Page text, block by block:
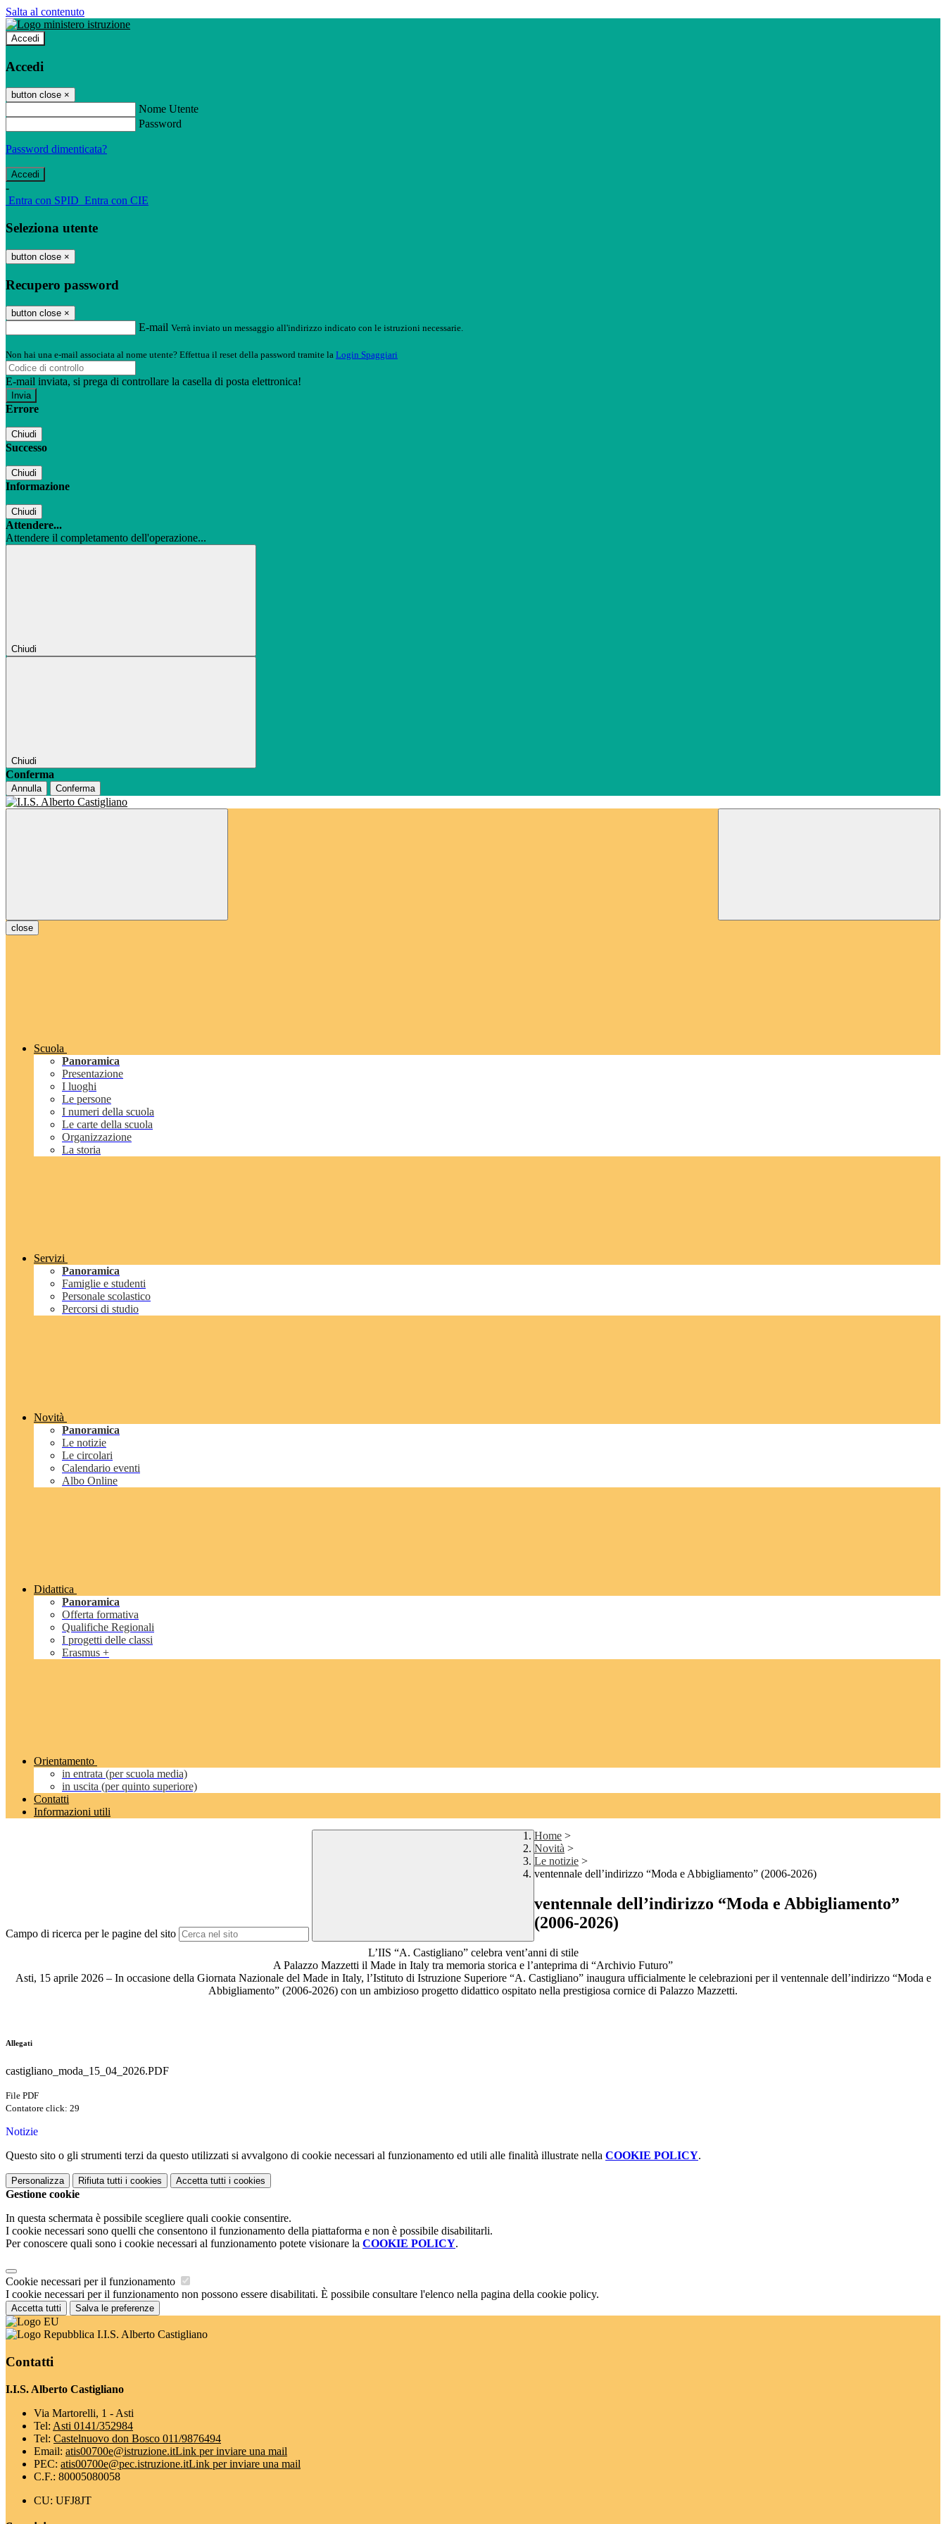
Salta al contenuto
Accedi
Accedi
button close ×
Nome Utente
Password
Password dimenticata?
-
Entra con SPID Entra con CIE
Seleziona utente
button close ×
Recupero password
button close ×
E-mail Verrà inviato un messaggio all'indirizzo indicato con le istruzioni necessarie.
Non hai una e-mail associata al nome utente? Effettua il reset della password tramite la Login Spaggiari
E-mail inviata, si prega di controllare la casella di posta elettronica!
Errore
Chiudi
Successo
Chiudi
Informazione
Chiudi
Attendere...
Attendere il completamento dell'operazione...
Chiudi
Chiudi
Conferma
Annulla Conferma
close
Scuola
Panoramica
Presentazione
I luoghi
Le persone
I numeri della scuola
Le carte della scuola
Organizzazione
La storia
Servizi
Panoramica
Famiglie e studenti
Personale scolastico
Percorsi di studio
Novità
Panoramica
Le notizie
Le circolari
Calendario eventi
Albo Online
Didattica
Panoramica
Offerta formativa
Qualifiche Regionali
I progetti delle classi
Erasmus +
Orientamento
in entrata (per scuola media)
in uscita (per quinto superiore)
Contatti
Informazioni utili
Campo di ricerca per le pagine del sito
Home >
Novità >
Le notizie >
ventennale dell’indirizzo “Moda e Abbigliamento” (2006-2026)
ventennale dell’indirizzo “Moda e Abbigliamento”
(2006-2026)
L’IIS “A. Castigliano” celebra vent’anni di stile
A Palazzo Mazzetti il Made in Italy tra memoria storica e l’anteprima di “Archivio Futuro”
Asti, 15 aprile 2026 – In occasione della Giornata Nazionale del Made in Italy, l’Istituto di Istruzione Superiore “A. Castigliano” inaugura ufficialmente le celebrazioni per il ventennale dell’indirizzo “Moda e
Abbigliamento” (2006-2026) con un ambizioso progetto didattico ospitato nella prestigiosa cornice di Palazzo Mazzetti.
Allegati
castigliano_moda_15_04_2026.PDF
File PDF
Contatore click: 29
Notizie
Questo sito o gli strumenti terzi da questo utilizzati si avvalgono di cookie necessari al funzionamento ed utili alle finalità illustrate nella COOKIE POLICY.
Personalizza Rifiuta tutti i cookies Accetta tutti i cookies
Gestione cookie
In questa schermata è possibile scegliere quali cookie consentire.
I cookie necessari sono quelli che consentono il funzionamento della piattaforma e non è possibile disabilitarli.
Per conoscere quali sono i cookie necessari al funzionamento potete visionare la COOKIE POLICY.
Cookie necessari per il funzionamento
I cookie necessari per il funzionamento non possono essere disabilitati. È possibile consultare l'elenco nella pagina della cookie policy.
Accetta tutti Salva le preferenze
I.I.S. Alberto Castigliano
Contatti
I.I.S. Alberto Castigliano
Via Martorelli, 1 - Asti
Tel: Asti 0141/352984
Tel: Castelnuovo don Bosco 011/9876494
Email: atis00700e@istruzione.itLink per inviare una mail
PEC: atis00700e@pec.istruzione.itLink per inviare una mail
C.F.: 80005080058
CU: UFJ8JT